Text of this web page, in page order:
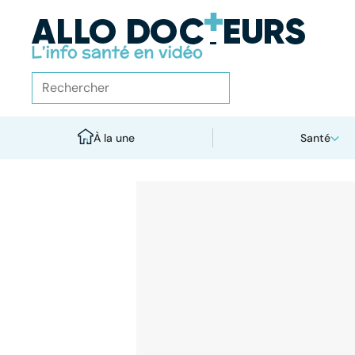
À la une Santé